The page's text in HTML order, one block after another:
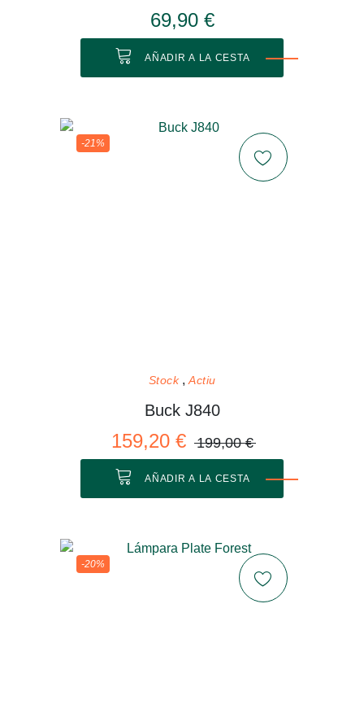
69,90 €
AÑADIR A LA CESTA
-21%
Stock Actiu
Buck J840
159,20 € 199,00 €
AÑADIR A LA CESTA
-20%